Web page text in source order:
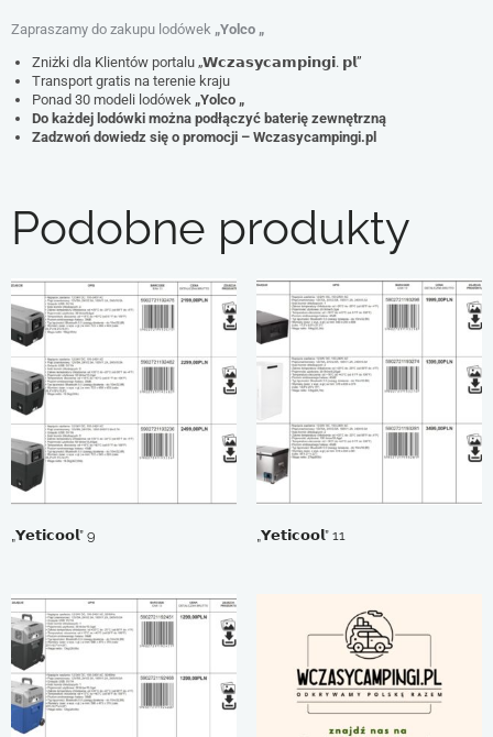
Zapraszamy do zakupu lodówek „Yolco „
Zniżki dla Klientów portalu „𝗪𝗰𝘇𝗮𝘀𝘆𝗰𝗮𝗺𝗽𝗶𝗻𝗴𝗶. 𝗽𝗹”
Transport gratis na terenie kraju
Ponad 30 modeli lodówek „Yolco „
Do każdej lodówki można podłączyć baterię zewnętrzną
Zadzwoń dowiedz się o promocji – Wczasycampingi.pl
Podobne produkty
„𝗬𝗲𝘁𝗶𝗰𝗼𝗼𝗹” 9 „𝗬𝗲𝘁𝗶𝗰𝗼𝗼𝗹” 11